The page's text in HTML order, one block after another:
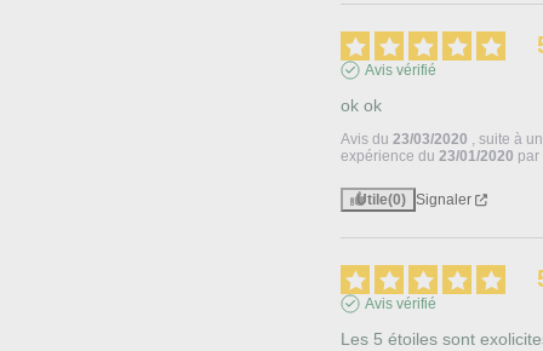
Avis vérifié
ok ok
Avis du23/03/2020 , suite à
expérience du23/01/2020 par
Utile(0) Signaler
Avis vérifié
Les 5 étoiles sont